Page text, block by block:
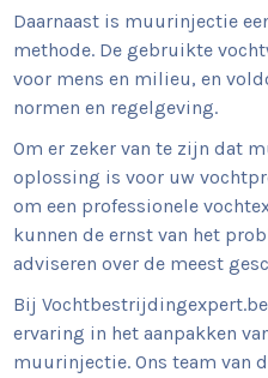
Daarnaast is muurinjectie
methode. De gebruikte
voor mens en milieu, en
normen en regelgeving.
Om er zeker van te zijn dat
oplossing is voor uw
om een professionele
kunnen de ernst van het
adviseren over de meest
Bij
ervaring in het aanpakken
muurinjectie. Ons team van